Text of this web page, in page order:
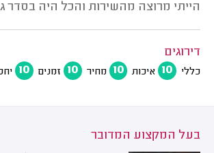
הייתי מרוצה מהשירות והכל היה בסדר
דירוגים
כללי 10 איכות 10 מחיר 10 זמנים 10
בעל המקצוע המדובר